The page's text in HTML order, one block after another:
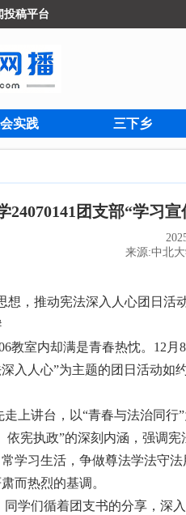
投稿平台
实践 三下乡
24070141团支部“学习
来源:中北
想，推动宪法深入人心团日活
室内却满是青春热忱。12月8
入人心”为主题的团日活动
讲台，以“青春与法治同行”
依宪执政”的深刻内涵，强调
学习生活，争做尊法学法守
而热烈的基调。
们循着团支书的分享，深入